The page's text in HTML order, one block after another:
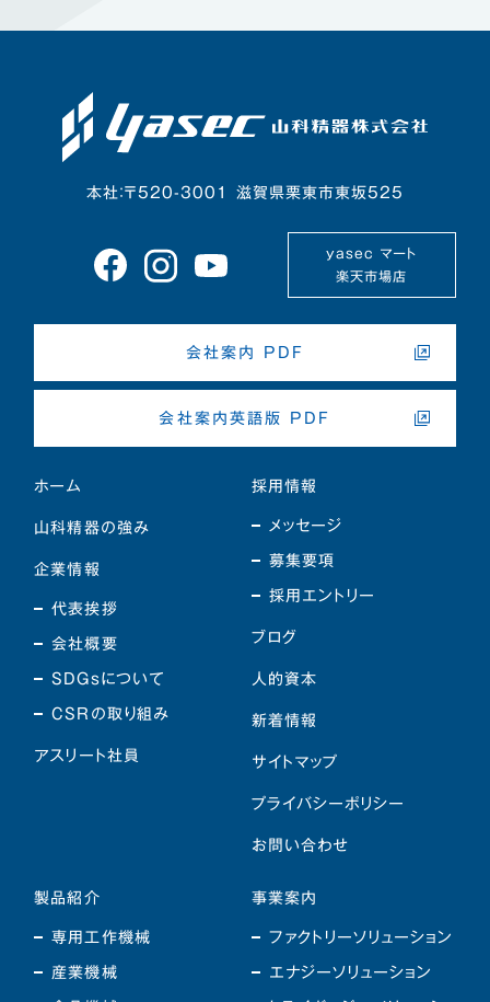
本社：〒520-3001 滋賀県栗東市東坂525
yasec マート
楽天市場店
会社案内 PDF
会社案内英語版 PDF
ホーム
山科精器の強み
企業情報
代表挨拶
会社概要
SDGsについて
CSRの取り組み
アスリート社員
事業案内
ファクトリーソリューション
エナジーソリューション
製品紹介
専用工作機械
産業機械
採用情報
メッセージ
募集要項
採用エントリー
ブログ
人的資本
新着情報
サイトマップ
プライバシーポリシー
お問い合わせ